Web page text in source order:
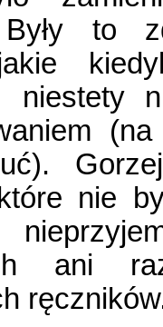
to
niestety
nie
ani